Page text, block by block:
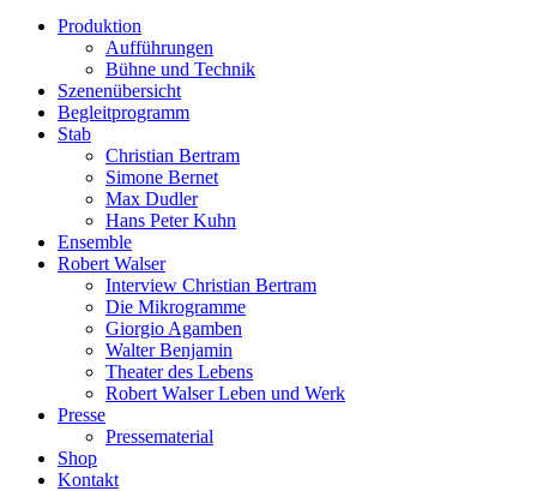
Produktion
Aufführungen
Bühne und Technik
Szenenübersicht
Begleitprogramm
Stab
Christian Bertram
Simone Bernet
Max Dudler
Hans Peter Kuhn
Ensemble
Robert Walser
Interview Christian Bertram
Die Mikrogramme
Giorgio Agamben
Walter Benjamin
Theater des Lebens
Robert Walser Leben und Werk
Presse
Pressematerial
Shop
Kontakt